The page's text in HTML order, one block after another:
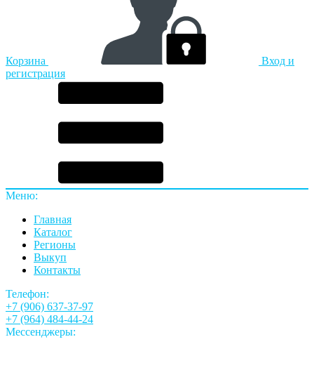
Корзина
Вход и
регистрация
Меню:
Главная
Каталог
Регионы
Выкуп
Контакты
Телефон:
+7 (906) 637-37-97
+7 (964) 484-44-24
Мессенджеры: